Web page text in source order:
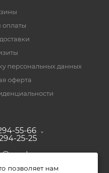
оплаты
персональных данных
оферта
55-66
25-25
позволяет нам